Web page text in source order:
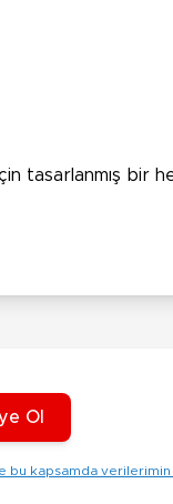
tasarlanmış bir
Ol
bu kapsamda